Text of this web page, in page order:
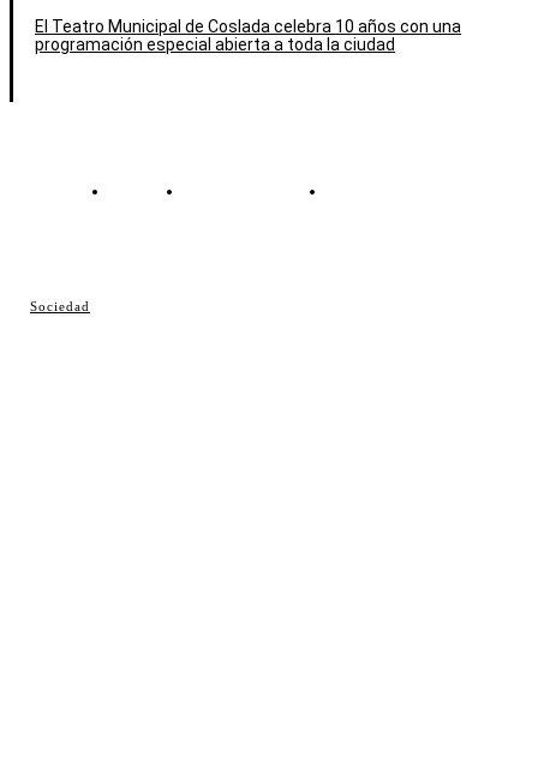
Sociedad
El Teatro Municipal de Coslada celebra 10 años con una
programación especial abierta a toda la ciudad
Contacto Política de cookies